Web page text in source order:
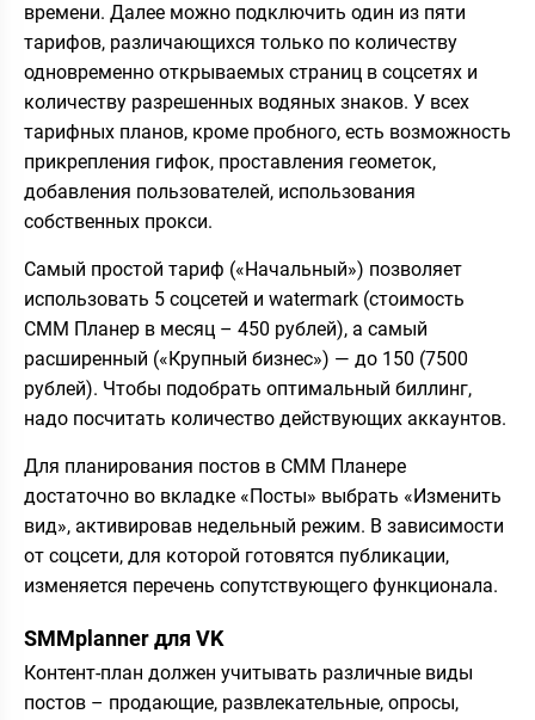
времени. Далее можно подключить один из пяти
тарифов, различающихся только по количеству
одновременно открываемых страниц в соцсетях и
количеству разрешенных водяных знаков. У всех
тарифных планов, кроме пробного, есть возможность
прикрепления гифок, проставления геометок,
добавления пользователей, использования
собственных прокси.
Самый простой тариф («Начальный») позволяет
использовать 5 соцсетей и watermark (стоимость
СММ Планер в месяц – 450 рублей), а самый
расширенный («Крупный бизнес») — до 150 (7500
рублей). Чтобы подобрать оптимальный биллинг,
надо посчитать количество действующих аккаунтов.
Для планирования постов в СММ Планере
достаточно во вкладке «Посты» выбрать «Изменить
вид», активировав недельный режим. В зависимости
от соцсети, для которой готовятся публикации,
изменяется перечень сопутствующего функционала.
SMMplanner для VK
Контент-план должен учитывать различные виды
постов – продающие, развлекательные, опросы,